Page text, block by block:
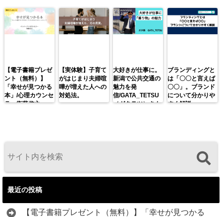
【電子書籍プレゼ
ント（無料）】
「幸せが見つかる
本」/心理カウンセ
ラー衛藤信之
【実体験】子育て
がはじまり夫婦喧
嘩が増えた人への
対処法。
大好きが仕事に。
新潟で公共交通の
魅力を発
信/GATA_TETSU
（ガタテツ）さん
ブランディングと
は「〇〇と言えば
〇〇」。ブランド
について分かりや
すく解説。
最近の投稿
【電子書籍プレゼント（無料）】「幸せが見つかる